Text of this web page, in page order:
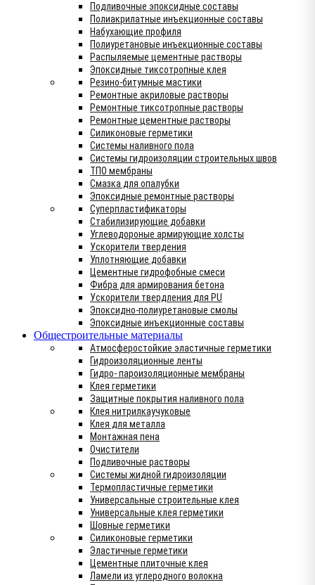
Подливочные эпоксидные составы
Полиакрилатные инъекционные составы
Набухающие профиля
Полиуретановые инъекционные составы
Распыляемые цементные растворы
Эпоксидные тиксотропные клея
Резино-битумные мастики
Ремонтные акриловые растворы
Ремонтные тиксотропные растворы
Ремонтные цементные растворы
Силиконовые герметики
Системы наливного пола
Системы гидроизоляции строительных швов
ТПО мембраны
Смазка для опалубки
Эпоксидные ремонтные растворы
Суперпластификаторы
Стабилизирующие добавки
Углеводороные армирующие холсты
Ускорители твердения
Уплотняющие добавки
Цементные гидрофобные смеси
Фибра для армирования бетона
Ускорители твердления для PU
Эпоксидно-полиуретановые смолы
Эпоксидные инъекционные составы
Общестроительные материалы
Атмосферостойкие эластичные герметики
Гидроизоляционные ленты
Гидро- пароизоляционные мембраны
Клея герметики
Защитные покрытия наливного пола
Клея нитрилкаучуковые
Клея для металла
Монтажная пена
Очистители
Подливочные растворы
Системы жидной гидроизоляции
Термопластичные герметики
Универсальные строительные клея
Универсальные клея герметики
Шовные герметики
Силиконовые герметики
Эластичные герметики
Цементные плиточные клея
Ламели из углеродного волокна